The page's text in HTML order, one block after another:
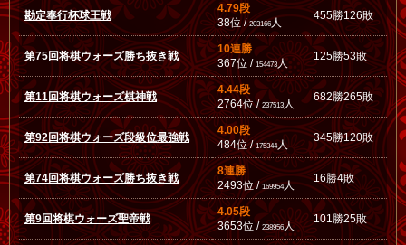
勘定奉行杯球王戦
4.79段
38位 /203166人
455勝126敗
第75回将棋ウォーズ勝ち抜き戦
10連勝
367位 / 154473人
125勝53敗
第11回将棋ウォーズ棋神戦
4.44段
2764位 /237513 人
682勝265敗
第92回将棋ウォーズ段級位最強戦
4.00段
484位 /175344人
345勝120敗
第74回将棋ウォーズ勝ち抜き戦
8連勝
2493位 /169954人
16勝4敗
第9回将棋ウォーズ聖帝戦
4.05段
3653位 / 238956人
101勝25敗